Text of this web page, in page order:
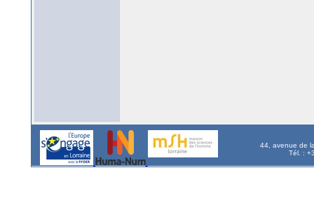
44, avenue de
Tél. :